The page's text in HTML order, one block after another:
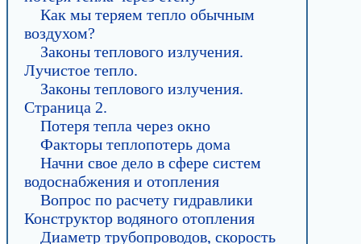
Как мы теряем тепло обычным
воздухом?
Законы теплового излучения.
Лучистое тепло.
Законы теплового излучения.
Страница 2.
Потеря тепла через окно
Факторы теплопотерь дома
Начни свое дело в сфере систем
водоснабжения и отопления
Вопрос по расчету гидравлики
Конструктор водяного отопления
Диаметр трубопроводов, скорость